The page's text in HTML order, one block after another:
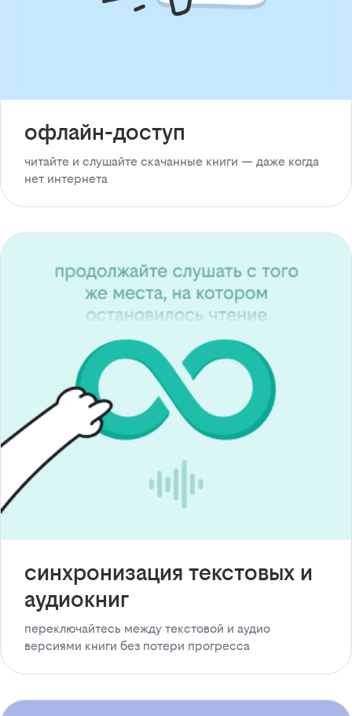
офлайн-доступ
читайте и слушайте скачанные книги — даже когда
нет интернета
синхронизация текстовых и
аудиокниг
переключайтесь между текстовой и аудио
версиями книги без потери прогресса